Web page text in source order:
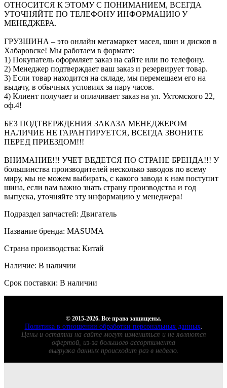
ОТНОСИТСЯ К ЭТОМУ С ПОНИМАНИЕМ, ВСЕГДА
УТОЧНЯЙТЕ ПО ТЕЛЕФОНУ ИНФОРМАЦИЮ У
МЕНЕДЖЕРА.
ГРУЗШИНА – это онлайн мегамаркет масел, шин и дисков в
Хабаровске! Мы работаем в формате:
1) Покупатель оформляет заказ на сайте или по телефону.
2) Менеджер подтверждает ваш заказ и резервирует товар.
3) Если товар находится на складе, мы перемещаем его на
выдачу, в обычных условиях за пару часов.
4) Клиент получает и оплачивает заказ на ул. Ухтомского 22,
оф.4!
БЕЗ ПОДТВЕРЖДЕНИЯ ЗАКАЗА МЕНЕДЖЕРОМ
НАЛИЧИЕ НЕ ГАРАНТИРУЕТСЯ, ВСЕГДА ЗВОНИТЕ
ПЕРЕД ПРИЕЗДОМ!!!
ВНИМАНИЕ!!! УЧЕТ ВЕДЕТСЯ ПО СТРАНЕ БРЕНДА!!! У
большинства производителей несколько заводов по всему
миру, мы не можем выбирать, с какого завода к нам поступит
шина, если вам важно знать страну производства и год
выпуска, уточняйте эту информацию у менеджера!
Подраздел запчастей: Двигатель
Название бренда: MASUMA
Страна производства: Китай
Наличие: В наличии
Срок поставки: В наличии
© 2015-2026. Все права защищены.
Политика в отношении обработки персональных данных.
Цены и остатки на сайте могут измениться и не являются
офертой, из-за большого ассортимента
выгрузка данных происходит раз в неделю.